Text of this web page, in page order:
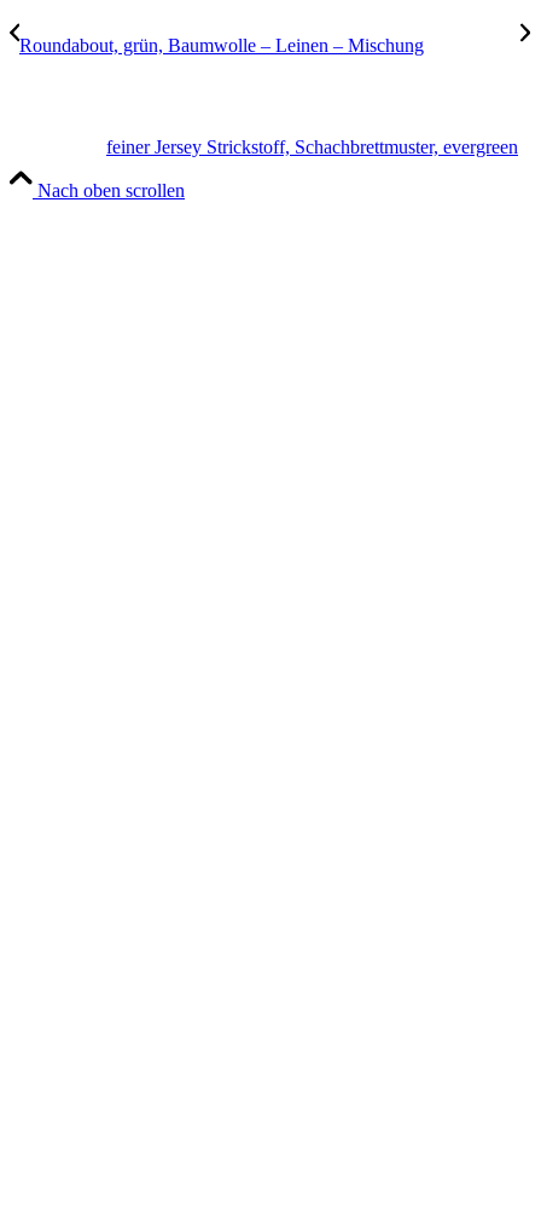
Roundabout, grün, Baumwolle – Leinen – Mischung
feiner Jersey Strickstoff, Schachbrettmuster, evergreen
Nach oben scrollen